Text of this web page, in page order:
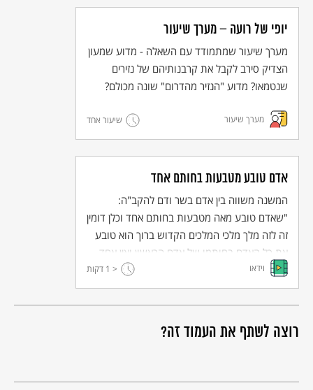
שטחים פתוחים
מי לא אוהב לצאת לטבע, לשחק על הדשא בפארק או לרוץ בשדות?
ברחבי העולם, וגם כאן בישראל, מתקיימים מאבקים לשמירה על שטחים
פתוחים ומדוע חשוב לשמור עליהם.
הבית של עמיעד הוא בית ירוק. הוא לא צבוע בירוק, אלא פשוט בית
רוצה לשתף את העמוד זה?
יופי של רועה – מערך שיעור
מערך שיעור שמתמודד עם השאלה - מדוע שמעון
הצדיק סירב לקבל את קרבנותיהם של נזירים
שנטמאו? מדוע "הנזיר מהדרום" שונה מכולם?
מערך שיעור שיעור אחד
אדם טובע מטבעות בחותם אחד
המשנה משווה בין אדם בשר ודם להקב"ה:
"שאדם טובע מאה מטבעות בחותם אחד וכלן דומין
זה לזה מלך מלכי המלכים הקדוש ברוך הוא טובע
את כל האדם בחותמו של אדם הראשון ואין אחד
מהם דומה לחברו". מהי אותה טביעת מטבעות
שאליה מתייחסת המשנה?
וידאו < 1 דקות